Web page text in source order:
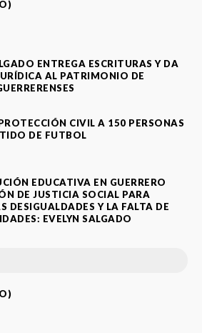
ENTREGA ESCRITURAS Y DA
AL PATRIMONIO DE
CIVIL A 150 PERSONAS
DE FUTBOL
EDUCATIVA EN GUERRERO
DE JUSTICIA SOCIAL PARA
DESIGUALDADES Y LA FALTA DE
EVELYN SALGADO